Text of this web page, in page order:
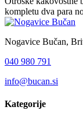
kompletu dva para
Nogavice Bučan,
040 980 791
info@bucan.si
Kategorije